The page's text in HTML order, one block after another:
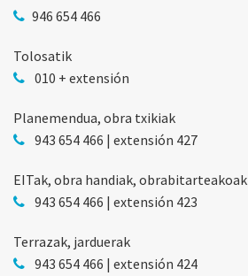
946 654 466
Tolosatik
010 + extensión
Planemendua, obra txikiak
943 654 466 | extensión 427
EITak, obra handiak, obrabitarteakoak
943 654 466 | extensión 423
Terrazak, jarduerak
943 654 466 | extensión 424